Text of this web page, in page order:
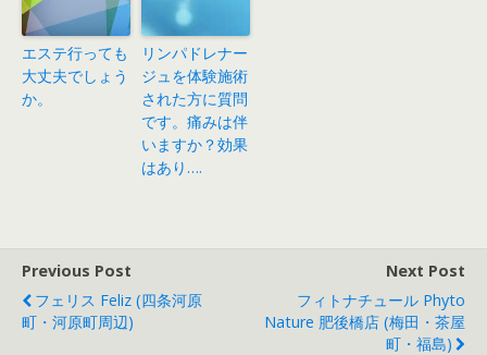
エステ行っても
大丈夫でしょう
か。
リンパドレナー
ジュを体験施術
された方に質問
です。痛みは伴
いますか？効果
はあり….
Previous Post
フェリス Feliz (四条河原
町・河原町周辺)
Next Post
フィトナチュール Phyto
Nature 肥後橋店 (梅田・茶屋
町・福島)